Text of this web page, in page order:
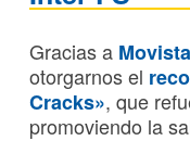
Gracias a
otorgarnos el
Cracks», que
promoviendo la